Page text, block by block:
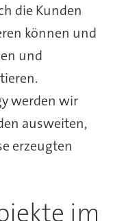
die Kunden
können und
und
werden wir
ausweiten,
erzeugten
im